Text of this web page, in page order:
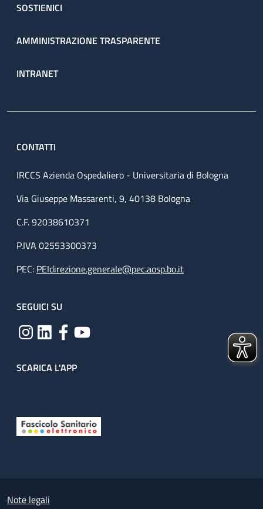
SOSTIENICI
AMMINISTRAZIONE TRASPARENTE
INTRANET
CONTATTI
IRCCS Azienda Ospedaliero - Universitaria di Bologna
Via Giuseppe Massarenti, 9, 40138 Bologna
C.F. 92038610371
P.IVA 02553300373
PEC: PEIdirezione.generale@pec.aosp.bo.it
SEGUICI SU
SCARICA L'APP
Small prints
Note legali